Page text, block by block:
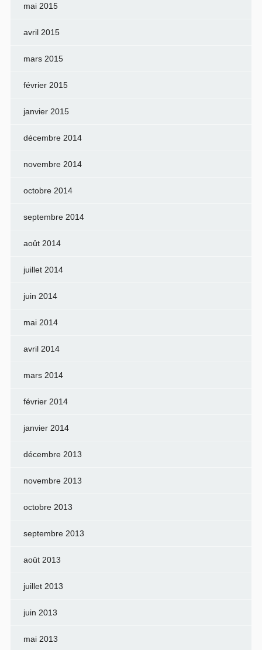
mai 2015
avril 2015
mars 2015
février 2015
janvier 2015
décembre 2014
novembre 2014
octobre 2014
septembre 2014
août 2014
juillet 2014
juin 2014
mai 2014
avril 2014
mars 2014
février 2014
janvier 2014
décembre 2013
novembre 2013
octobre 2013
septembre 2013
août 2013
juillet 2013
juin 2013
mai 2013